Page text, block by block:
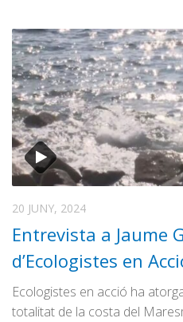
20 JUNY, 2024
Entrevista a Jaume
d’Ecologistes en
Ecologistes en acció ha
totalitat de la costa del